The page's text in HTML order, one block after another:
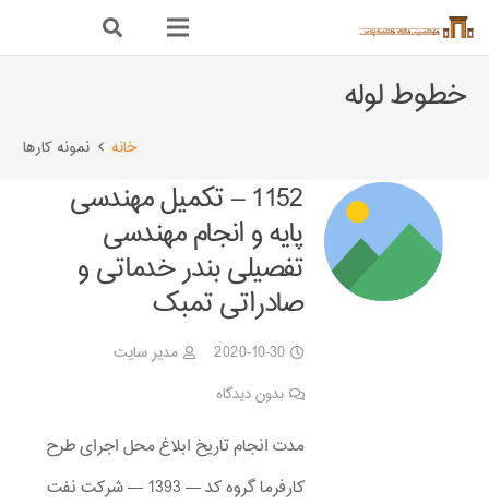
خطوط لوله
خانه نمونه کارها
1152 – تکمیل مهندسی
پایه و انجام مهندسی
تفصیلی بندر خدماتی و
صادراتی تمبک
2020-10-30
مدیر سایت
بدون دیدگاه
مدت انجام تاریخ ابلاغ محل اجرای طرح
کارفرما گروه کد — 1393 — شرکت نفت